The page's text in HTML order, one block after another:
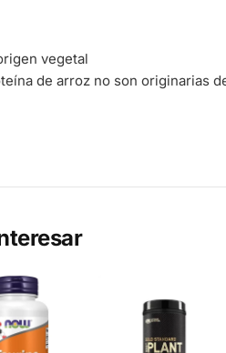
vegetal
de arroz no son originarias